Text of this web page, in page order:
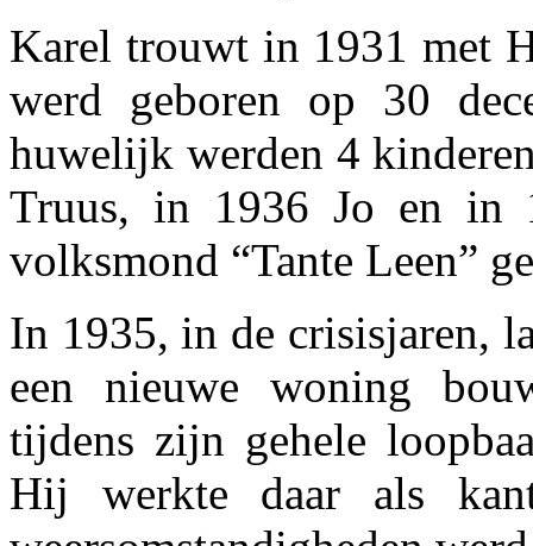
Karel trouwt in 1931 met
werd geboren op 30
huwelijk werden 4
Truus, in 1936 Jo en in
volksmond “Tante Leen”
In 1935, in de crisisjaren,
een nieuwe woning
tijdens zijn gehele
Hij werkte daar als